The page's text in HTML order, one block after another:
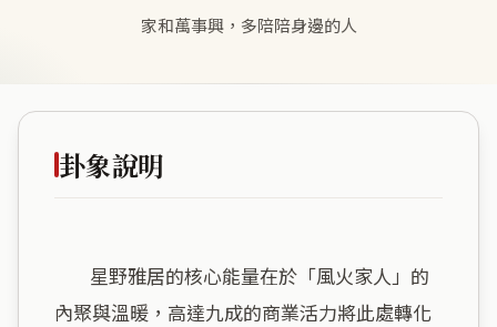
家和萬事興，多陪陪身邊的人
卦象說明
內聚與溫暖，高達九成的商業活力將此處轉化